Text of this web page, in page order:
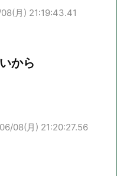
月) 21:19:43.41
から
08(月) 21:20:27.56